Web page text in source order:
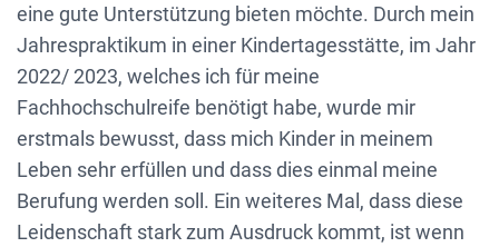
eine gute Unterstützung bieten möchte. Durch mein
Jahrespraktikum in einer Kindertagesstätte, im Jahr
2022/ 2023, welches ich für meine
Fachhochschulreife benötigt habe, wurde mir
erstmals bewusst, dass mich Kinder in meinem
Leben sehr erfüllen und dass dies einmal meine
Berufung werden soll. Ein weiteres Mal, dass diese
Leidenschaft stark zum Ausdruck kommt, ist wenn